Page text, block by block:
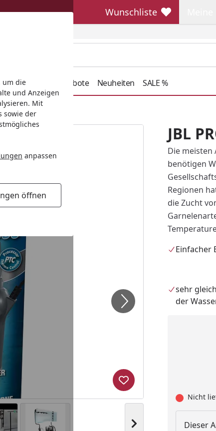
um die
und Anzeigen
Mit
sowie der
anpassen
öffnen
Wunschliste
Wunschliste
Angebote Neuheiten SALE %
Nächstes Bild
Produkt zur Wunschliste
JBL
Die meisten
benötigen
Regionen
die Zucht
Einfacher
sehr
der
Nicht
Dieser